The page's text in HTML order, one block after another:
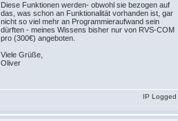
Diese Funktionen werden- obwohl sie bezogen auf
das, was schon an Funktionalität vorhanden ist, gar
nicht so viel mehr an Programmieraufwand sein
dürften - meines Wissens bisher nur von RVS-COM
pro (300€) angeboten.
Viele Grüße,
Oliver
IP Logged